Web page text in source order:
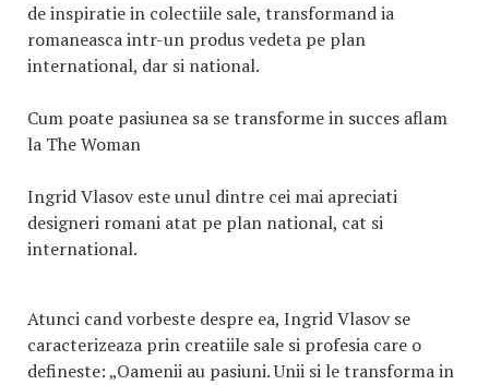
de inspiratie in colectiile sale, transformand ia
romaneasca intr-un produs vedeta pe plan
international, dar si national.
Cum poate pasiunea sa se transforme in succes aflam
la The Woman
Ingrid Vlasov este unul dintre cei mai apreciati
designeri romani atat pe plan national, cat si
international.
Atunci cand vorbeste despre ea, Ingrid Vlasov se
caracterizeaza prin creatiile sale si profesia care o
defineste: „Oamenii au pasiuni. Unii si le transforma in